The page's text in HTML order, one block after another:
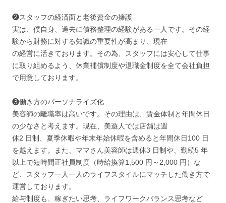
❷スタッフの経済面と老後資金の擁護
実は、僕自身、過去に債務整理の経験がある一人です。その経
験から財務に対する知識の重要性が高まり、現在
の経営に活きております。その為、スタッフには安心して仕事
に取り組めるよう、休業補償制度や退職金制度を全て会社負担
で用意しております。
❸働き方のパーソナライズ化
美容師の離職率は高いです。その理由は、賃金体制と年間休日
の少なさと考えます。現在、美遊人では店舗は週
休2 日制、夏季休暇や年末年始休暇を含めると年間休日100 日
を越えます。また、ママさん美容師は週休3 日制や、勤続5 年
以上で短時間正社員制度（時給換算1,500 円～2,000 円）な
ど、スタッフ一人一人のライフスタイルにマッチした働き方で
運営しております。
給与制度も、稼ぎたい思考、ライフワークバランス思考など